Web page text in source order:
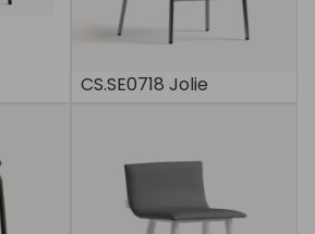
CS.SE0718 Jolie